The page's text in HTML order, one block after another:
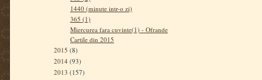
1440 (minute intr-o zi)
365 (1)
Miercurea fara cuvinte(1) - Ofrande
Cartile din 2015
2015 (8)
2014 (93)
2013 (157)